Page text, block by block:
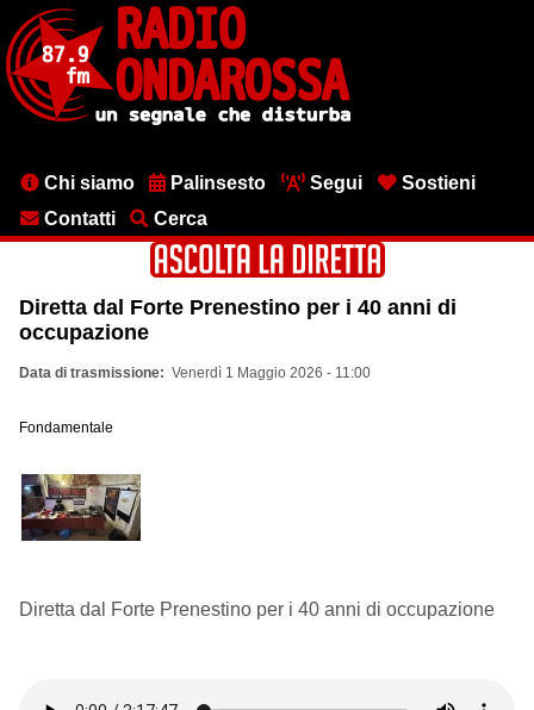
contenuto
principale
MenuChi siamo Palinsesto Segui
Sostieni
Contatti
Cerca
Diretta dal Forte Prenestino per i 40 anni di
occupazione
Data di trasmissione Venerdì 1 Maggio 2026 - 11:00
Fondamentale
Diretta dal Forte Prenestino per i 40 anni di occupazione